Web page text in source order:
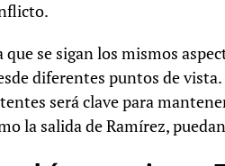
que se sigan los mismos
diferentes puntos de
será clave para
la salida de Ramírez,